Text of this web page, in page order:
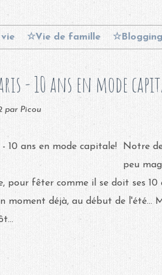
☆Vie de famille ☆Blogging
- 10 ans en mode
par Picou
Notre
peu
pour fêter comme il se doit ses 10
déjà, au début de l'été...